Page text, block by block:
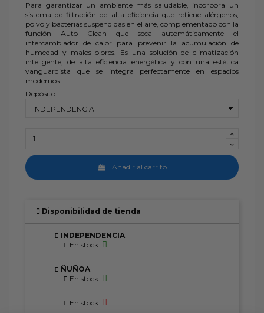
Para garantizar un ambiente más saludable, incorpora un
sistema de filtración de alta eficiencia que retiene alérgenos,
polvo y bacterias suspendidas en el aire, complementado con la
función Auto Clean que seca automáticamente el
intercambiador de calor para prevenir la acumulación de
humedad y malos olores. Es una solución de climatización
inteligente, de alta eficiencia energética y con una estética
vanguardista que se integra perfectamente en espacios
modernos.
Depósito
Añadir al carrito
Disponibilidad de tienda
INDEPENDENCIA
En stock:
ÑUÑOA
En stock:
En stock: